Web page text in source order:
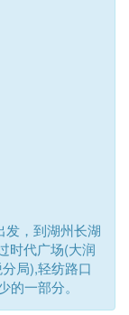
发，到湖州长湖
时代广场(大润
局),轻纺路口
一部分。